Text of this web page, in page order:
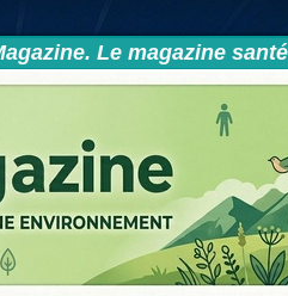
Le magazine